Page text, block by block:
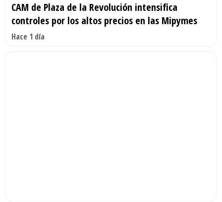
CAM de Plaza de la Revolución intensifica
controles por los altos precios en las Mipymes
Hace 1 día